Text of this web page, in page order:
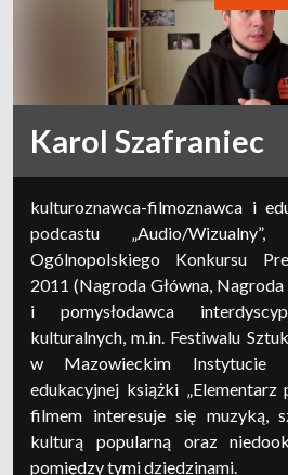
Karol Szafraniec
kulturoznawca-filmoznawca i
podcastu „Audio/
Ogólnopolskiego Konkursu
2011 (Nagroda Główna,
i pomysłodawca
kulturalnych, m.in. Festiwalu
w Mazowieckim Instytucie
edukacyjnej książki
filmem interesuje się muzyką,
kulturą popularną oraz
pomiędzy tymi dziedzinami.